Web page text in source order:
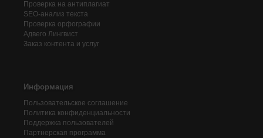
Проверка на антиплагиат
SEO-анализ текста
Проверка орфографии
Адвего Лингвист
Заказ контента и услуг
Информация
Пользовательское соглашение
Политика конфиденциальности
Поддержка пользователей
Партнерская программа